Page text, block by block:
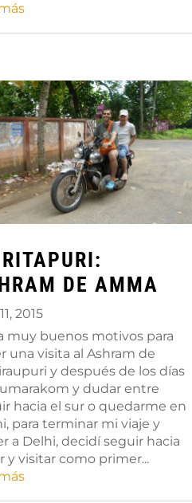
DE AMMA
2015
muy buenos motivos para
una visita al Ashram de
y después de los días
y dudar entre
hacia el sur o quedarme en
para terminar mi viaje y
a Delhi, decidí seguir hacia
y visitar como primer...